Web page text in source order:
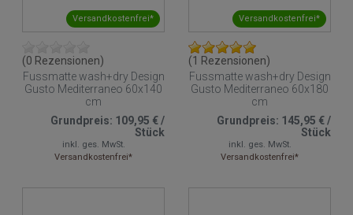
Versandkostenfrei*
(0 Rezensionen)
Fussmatte wash+dry Design
Gusto Mediterraneo 60x140
cm
Grundpreis: 109,95 €/
Stück
inkl. ges. MwSt.
Versandkostenfrei*
Versandkostenfrei*
(1 Rezensionen)
Fussmatte wash+dry Design
Gusto Mediterraneo 60x180
cm
Grundpreis: 145,95 €/
Stück
inkl. ges. MwSt.
Versandkostenfrei*